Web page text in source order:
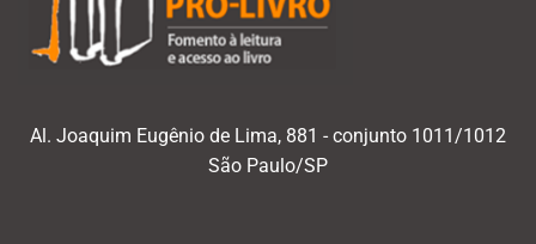
Al. Joaquim Eugênio de Lima, 881 - conjunto 1011/1012
São Paulo/SP